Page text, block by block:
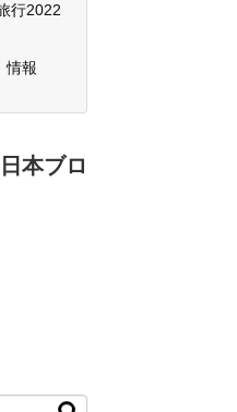
行2022
情報
本ブロ